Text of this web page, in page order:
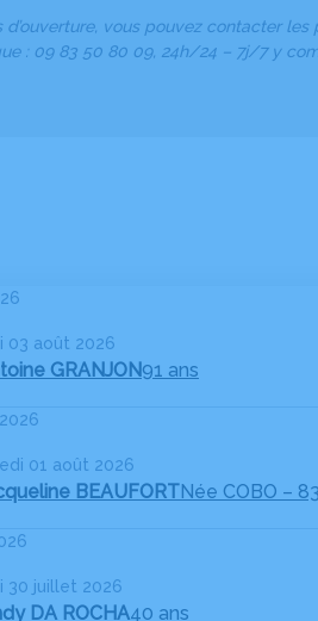
d’ouverture, vous pouvez contacter
: 09 83 50 80 09, 24h/24 – 7j/7 y
03 août 2026
GRANJON91 ans
01 août 2026
BEAUFORTNée COBO –
30 juillet 2026
DA ROCHA40 ans